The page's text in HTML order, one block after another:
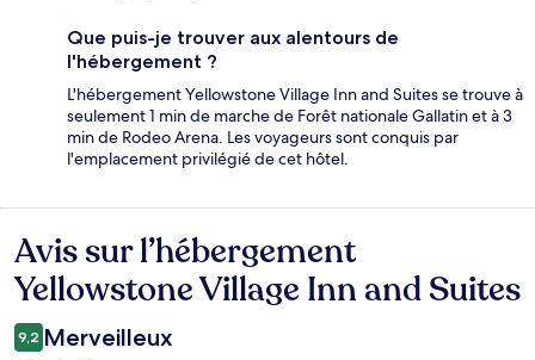
Que puis-je trouver aux alentours de
l'hébergement ?
L'hébergement Yellowstone Village Inn and Suites se trouve à
seulement 1 min de marche de Forêt nationale Gallatin et à 3
min de Rodeo Arena. Les voyageurs sont conquis par
l'emplacement privilégié de cet hôtel.
Avis
Avis sur l’hébergement
Yellowstone Village Inn and Suites
9,2 Merveilleux